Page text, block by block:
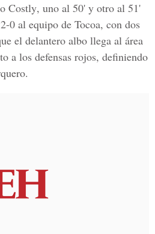
Costly, uno al 50' y otro al 51'
0 al equipo de Tocoa, con dos
el delantero albo llega al área
a los defensas rojos, definiendo